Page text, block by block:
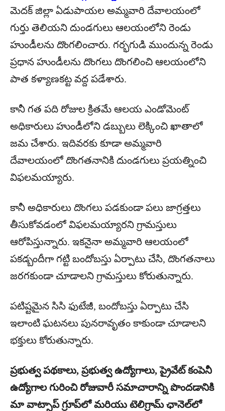
మెదక్ జిల్లా ఏడుపాయల అమ్మవారి దేవాలయంలో
గుర్తు తెలియని దుండగులు ఆలయంలోని రెండు
హుండీలను దొంగలించారు. గర్భగుడి ముందున్న రెండు
ప్రధాన హుండీలను దొంగలు దొంగలించి ఆలయంలోని
పాత కళ్యాణకట్ట వద్ద పడేశారు.
కానీ గత పది రోజుల క్రితమే ఆలయ ఎండోమెంట్
అధికారులు హుండీలోని డబ్బులు లెక్కించి ఖాతాలో
జమ చేశారు. ఇదివరకు కూడా అమ్మవారి
దేవాలయంలో దొంగతనానికి దుండగులు ప్రయత్నించి
విఫలమయ్యారు.
కానీ అధికారులు దొంగలు పడకుండా పలు జాగ్రత్తలు
తీసుకోవడంలో విఫలమయ్యారని గ్రామస్తులు
ఆరోపిస్తున్నారు. ఇకనైనా అమ్మవారి ఆలయంలో
పకడ్బందీగా గట్టి బందోబస్తు ఏర్పాటు చేసి, దొంగతనాలు
జరగకుండా చూడాలని గ్రామస్తులు కోరుతున్నారు.
పటిష్టమైన సిసి ఫుటేజీ, బందోబస్తు ఏర్పాటు చేసి
ఇలాంటి ఘటనలు పునరావృతం కాకుండా చూడాలని
భక్తులు కోరుతున్నారు.
ప్రభుత్వ పథకాలు, ప్రభుత్వ ఉద్యోగాలు, ప్రైవేట్ కంపెనీ
ఉద్యోగాల గురించి రోజువారీ సమాచారాన్ని పొందడానికి
మా వాట్సాప్ గ్రూప్‌లో మరియు టెలిగ్రామ్ ఛానెల్‌లో